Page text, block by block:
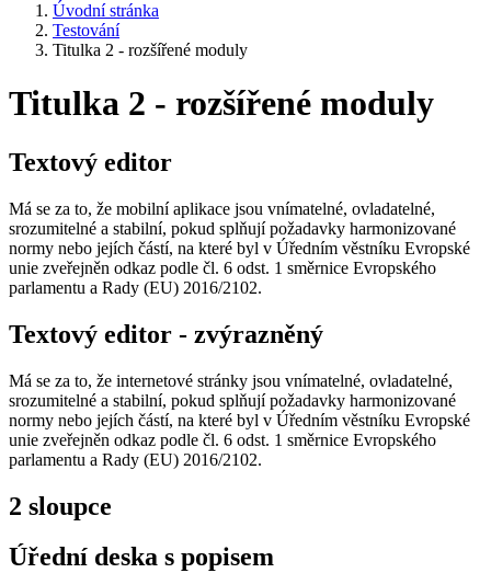
Úvodní stránka
Testování
Titulka 2 - rozšířené moduly
Titulka 2 - rozšířené moduly
Textový editor
Má se za to, že mobilní aplikace jsou vnímatelné, ovladatelné,
srozumitelné a stabilní, pokud splňují požadavky harmonizované
normy nebo jejích částí, na které byl v Úředním věstníku Evropské
unie zveřejněn odkaz podle čl. 6 odst. 1 směrnice Evropského
parlamentu a Rady (EU) 2016/2102.
Textový editor - zvýrazněný
Má se za to, že internetové stránky jsou vnímatelné, ovladatelné,
srozumitelné a stabilní, pokud splňují požadavky harmonizované
normy nebo jejích částí, na které byl v Úředním věstníku Evropské
unie zveřejněn odkaz podle čl. 6 odst. 1 směrnice Evropského
parlamentu a Rady (EU) 2016/2102.
2 sloupce
Úřední deska s popisem